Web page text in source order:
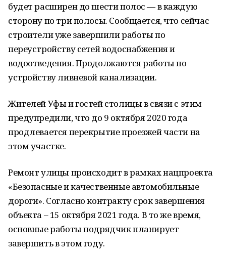
будет расширен до шести полос — в каждую
сторону по три полосы. Сообщается, что сейчас
строители уже завершили работы по
переустройству сетей водоснабжения и
водоотведения. Продолжаются работы по
устройству ливневой канализации.
Жителей Уфы и гостей столицы в связи с этим
предупредили, что до 9 октября 2020 года
продлевается перекрытие проезжей части на
этом участке.
Ремонт улицы происходит в рамках нацпроекта
«Безопасные и качественные автомобильные
дороги». Согласно контракту срок завершения
объекта – 15 октября 2021 года. В то же время,
основные работы подрядчик планирует
завершить в этом году.